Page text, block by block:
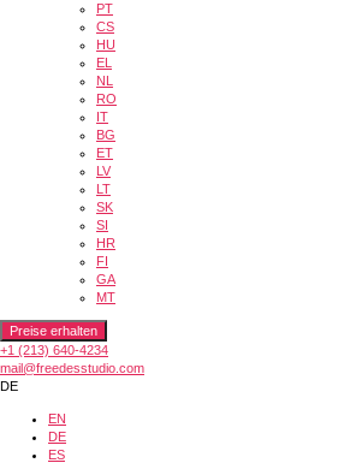
PT
CS
HU
EL
NL
RO
IT
BG
ET
LV
LT
SK
SI
HR
FI
GA
MT
Preise erhalten
+1 (213) 640-4234
mail@freedesstudio.com
DE
EN
DE
ES